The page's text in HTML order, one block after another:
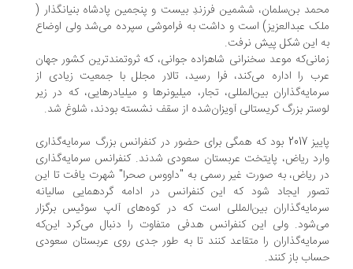
بن‌سلمان، ششمین فرزندِ بیست و پنجمین پادشاه بنیانگذار (
عبدالعزیز) است و داشت به فراموشی سپرده می‌شد ولی اوضاع
این شکل پیش نرفت.
موعد سخنرانی شاهزاده جوانی، که ثروتمندترین کشور جهان
را اداره می‌کند، فرا رسید، تالار مجلل با جمعیت زیادی از
بین‌المللی، تجار، میلیونرها و میلیادرهایی، که در زیر
بزرگ کریستالی آویزان‌شده از سقف نشسته بودند، شلوغ شد.
پاییز 2017 بود که همگی برای حضور در کنفرانس بزرگ سرمایه‌گذاری
ریاض، پایتخت عربستان سعودی شدند. کنفرانس سرمایه‌گذاری
ریاض، به صورت غیر رسمی به "داووس صحرا" شهرت یافت تا این
ایجاد شود که این کنفرانس در ادامه گردهمایی سالیانه
بین‌المللی است که در کوه‌های آلپ سوئیس برگزار
ولی این کنفرانس هدفی متفاوت را دنبال می‌کرد این‌که
را متقاعد کنند تا به طور جدی روی عربستان سعودی
باز کنند.